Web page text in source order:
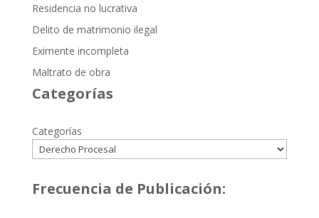
Residencia no lucrativa
Delito de matrimonio ilegal
Eximente incompleta
Maltrato de obra
Categorías
Categorías
Frecuencia de Publicación: